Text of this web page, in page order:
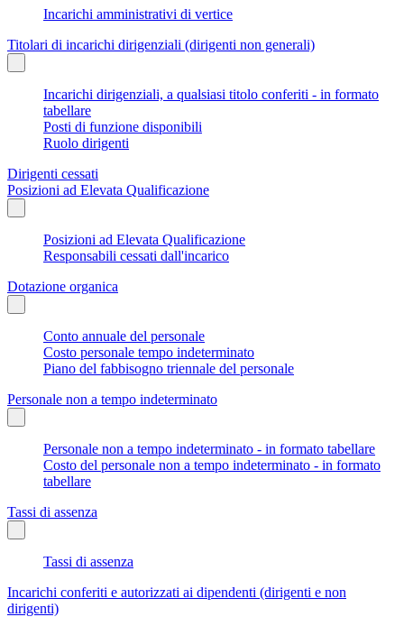
Incarichi amministrativi di vertice
Titolari di incarichi dirigenziali (dirigenti non generali)
Incarichi dirigenziali, a qualsiasi titolo conferiti - in formato
tabellare
Posti di funzione disponibili
Ruolo dirigenti
Dirigenti cessati
Posizioni ad Elevata Qualificazione
Posizioni ad Elevata Qualificazione
Responsabili cessati dall'incarico
Dotazione organica
Conto annuale del personale
Costo personale tempo indeterminato
Piano del fabbisogno triennale del personale
Personale non a tempo indeterminato
Personale non a tempo indeterminato - in formato tabellare
Costo del personale non a tempo indeterminato - in formato
tabellare
Tassi di assenza
Tassi di assenza
Incarichi conferiti e autorizzati ai dipendenti (dirigenti e non
dirigenti)